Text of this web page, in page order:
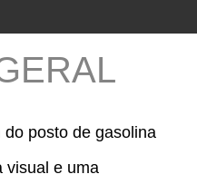
posto de gasolina
visual e uma